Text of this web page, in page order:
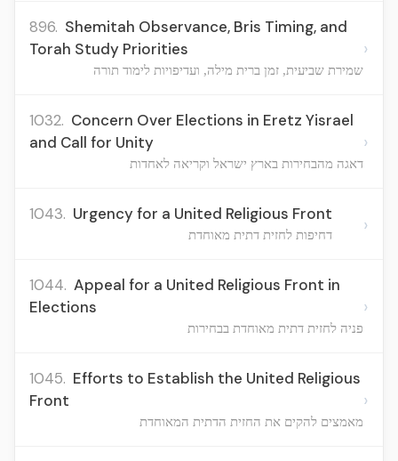
896. Shemitah Observance, Bris Timing, and
Torah Study Priorities
שמירת שביעית, זמן ברית מילה, ועדיפויות לימוד תורה
›
1032. Concern Over Elections in Eretz Yisrael
and Call for Unity
דאגה מהבחירות בארץ ישראל וקריאה לאחדות
›
1043. Urgency for a United Religious Front
דחיפות לחזית דתית מאוחדת ›
1044. Appeal for a United Religious Front in
Elections
פניה לחזית דתית מאוחדת בבחירות
›
1045. Efforts to Establish the United Religious
Front
מאמצים להקים את החזית הדתית המאוחדת
›